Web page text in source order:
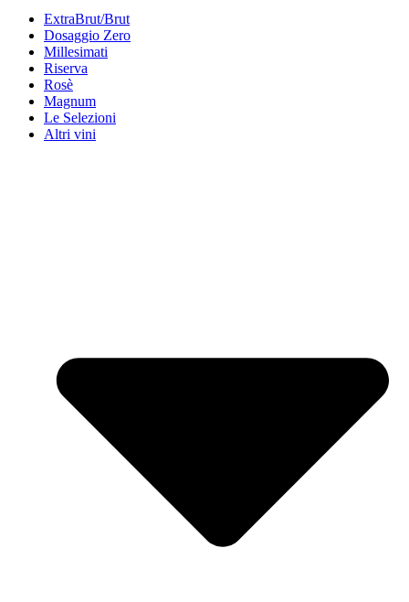
ExtraBrut/Brut
Dosaggio Zero
Millesimati
Riserva
Rosè
Magnum
Le Selezioni
Altri vini